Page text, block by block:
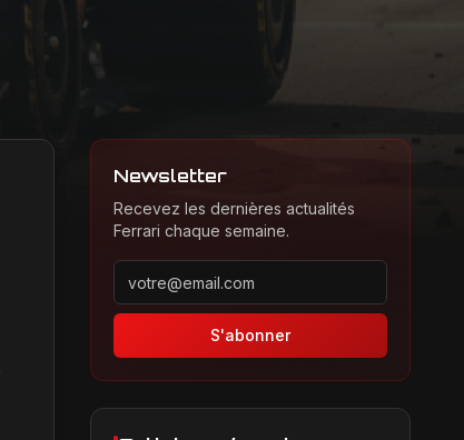
Newsletter
Recevez les dernières actualités
Ferrari chaque semaine.
Adresse email pour la newsletter
S'abonner